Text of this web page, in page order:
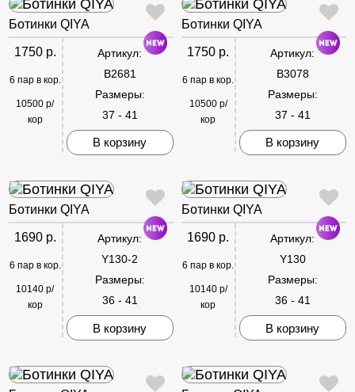
Ботинки QIYA
1750 р.
6 пар в кор.
10500 р/
кор
Артикул:
B2681
Размеры:
37 - 41
В корзину
Ботинки QIYA
1750 р.
6 пар в кор.
10500 р/
кор
Артикул:
B3078
Размеры:
37 - 41
В корзину
Ботинки QIYA
1690 р.
6 пар в кор.
10140 р/
кор
Артикул:
Y130-2
Размеры:
36 - 41
В корзину
Ботинки QIYA
1690 р.
6 пар в кор.
10140 р/
кор
Артикул:
Y130
Размеры:
36 - 41
В корзину